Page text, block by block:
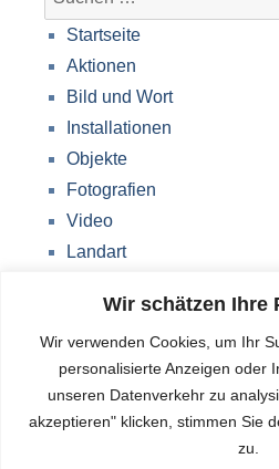
Wir schätzen Ihre
Wir verwenden Cookies, um Ihr
personalisierte Anzeigen oder
unseren Datenverkehr zu
akzeptieren" klicken, stimmen Sie
zu.
nach:
Startseite
Aktionen
Bild und Wort
Installationen
Objekte
Fotografien
Video
Landart
Über mich
Impressum
Datenschutzerklärung
Blog